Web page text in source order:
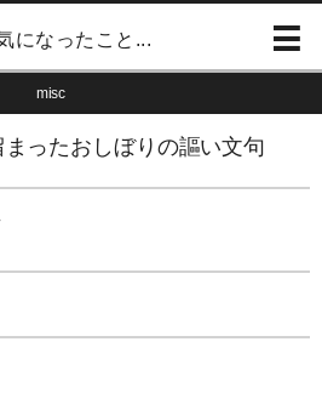
になったこと...
misc
ったおしぼりの謳い文句